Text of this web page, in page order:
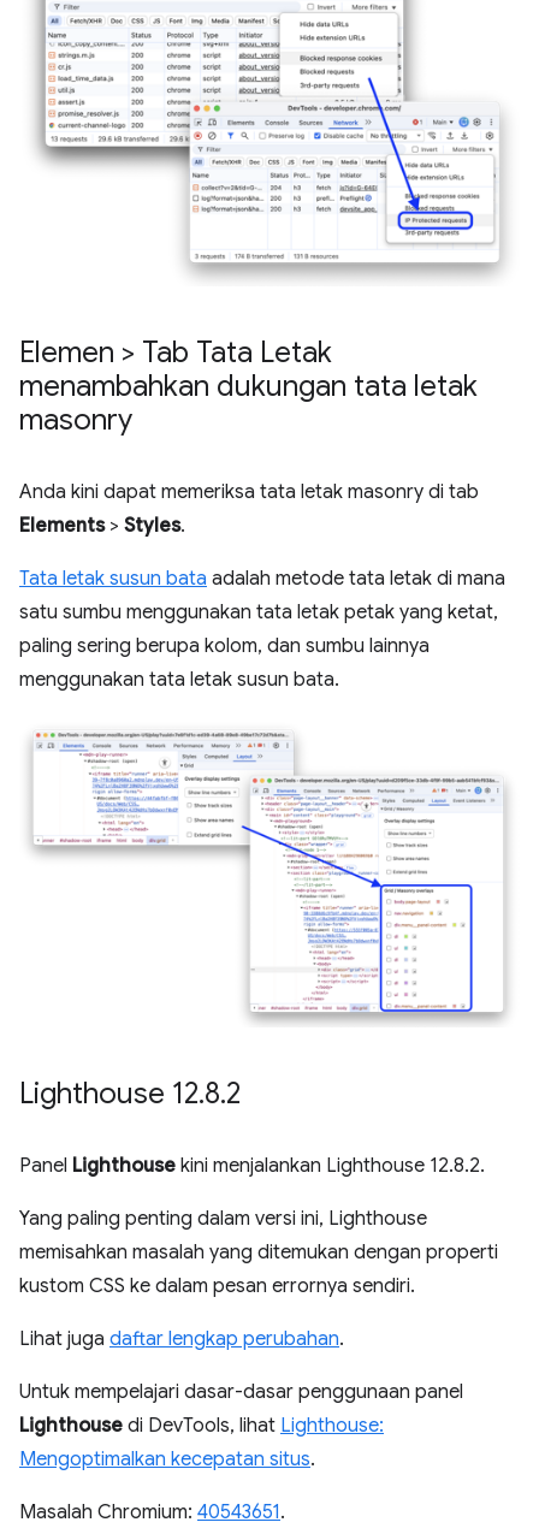
Elemen > Tab Tata Letak
menambahkan dukungan tata letak
masonry
Anda kini dapat memeriksa tata letak masonry di tab
Elements> Styles.
Tata letak susun bata adalah metode tata letak di mana
satu sumbu menggunakan tata letak petak yang ketat,
paling sering berupa kolom, dan sumbu lainnya
menggunakan tata letak susun bata.
Lighthouse 12.8.2
Panel Lighthouse kini menjalankan Lighthouse 12.8.2.
Yang paling penting dalam versi ini, Lighthouse
memisahkan masalah yang ditemukan dengan properti
kustom CSS ke dalam pesan errornya sendiri.
Lihat juga daftar lengkap perubahan.
Untuk mempelajari dasar-dasar penggunaan panel
Lighthouse di DevTools, lihat Lighthouse:
Mengoptimalkan kecepatan situs.
Masalah Chromium: 40543651.